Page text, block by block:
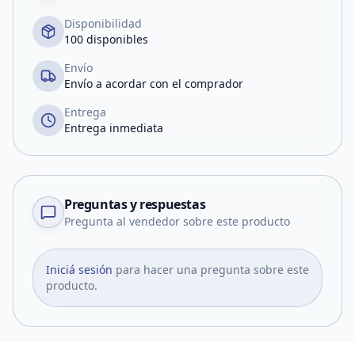
Disponibilidad
100 disponibles
Envío
Envío a acordar con el comprador
Entrega
Entrega inmediata
Preguntas y respuestas
Pregunta al vendedor sobre este producto
Iniciá sesión para hacer una pregunta sobre este
producto.